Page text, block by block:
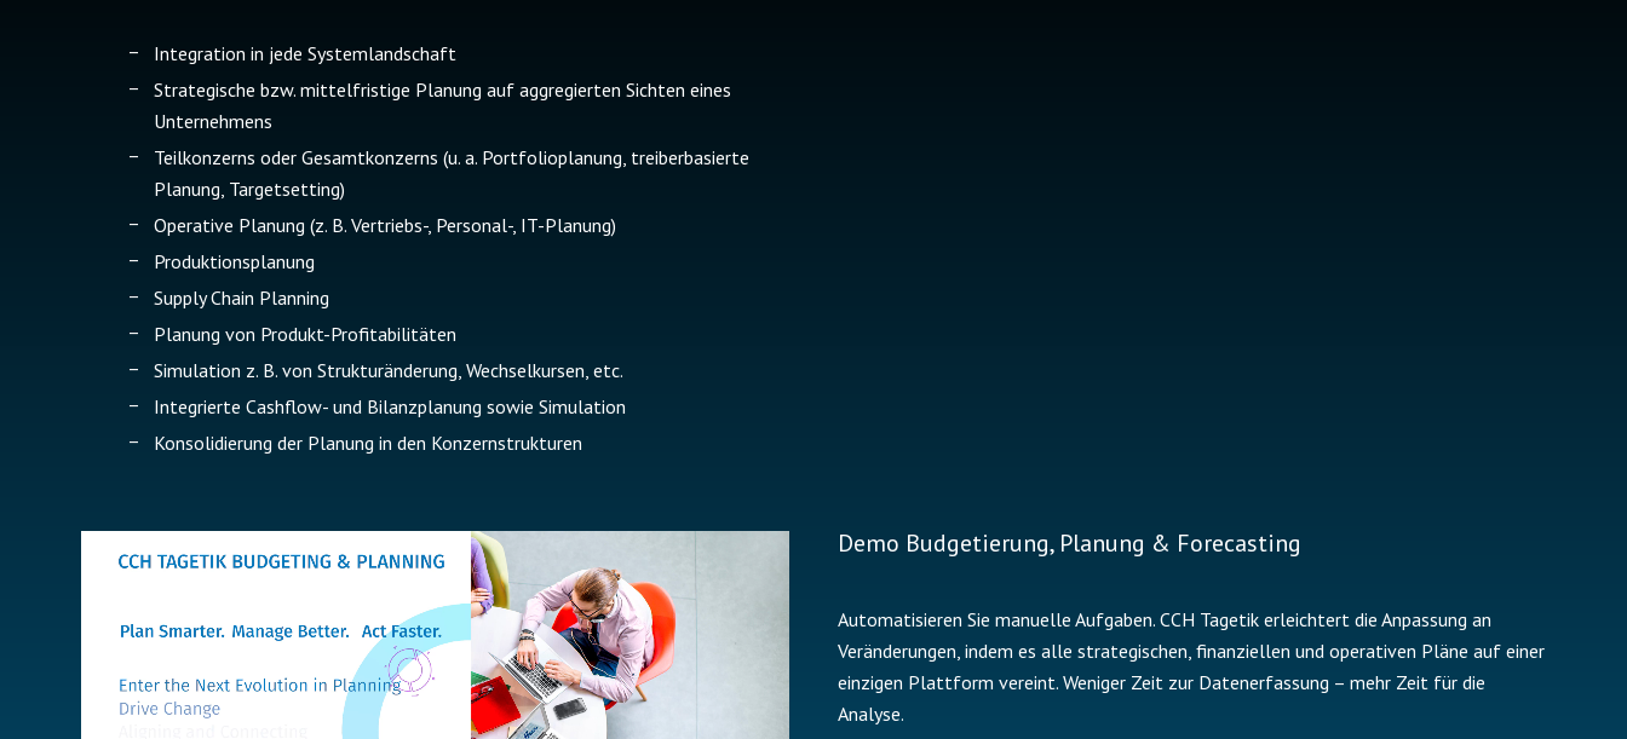
Integration in jede Systemlandschaft
Strategische bzw. mittelfristige Planung auf aggregierten Sichten eines
Unternehmens
Teilkonzerns oder Gesamtkonzerns (u. a. Portfolioplanung, treiberbasierte
Planung, Targetsetting)
Operative Planung (z. B. Vertriebs-, Personal-, IT-Planung)
Produktionsplanung
Supply Chain Planning
Planung von Produkt-Profitabilitäten
Simulation z. B. von Strukturänderung, Wechselkursen, etc.
Integrierte Cashflow- und Bilanzplanung sowie Simulation
Konsolidierung der Planung in den Konzernstrukturen
Demo Budgetierung, Planung & Forecasting
Automatisieren Sie manuelle Aufgaben. CCH Tagetik erleichtert die Anpassung an
Veränderungen, indem es alle strategischen, finanziellen und operativen Pläne auf einer
einzigen Plattform vereint. Weniger Zeit zur Datenerfassung – mehr Zeit für die
Analyse.